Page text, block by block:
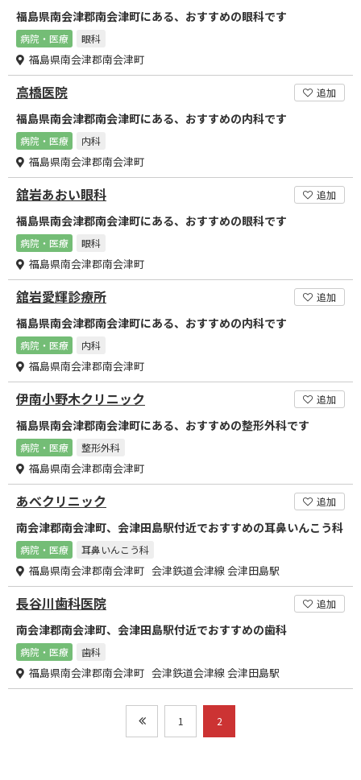
福島県南会津郡南会津町にある、おすすめの眼科です
病院・医療 眼科
福島県南会津郡南会津町
高橋医院 追加
福島県南会津郡南会津町にある、おすすめの内科です
病院・医療 内科
福島県南会津郡南会津町
舘岩あおい眼科 追加
福島県南会津郡南会津町にある、おすすめの眼科です
病院・医療 眼科
福島県南会津郡南会津町
舘岩愛輝診療所 追加
福島県南会津郡南会津町にある、おすすめの内科です
病院・医療 内科
福島県南会津郡南会津町
伊南小野木クリニック 追加
福島県南会津郡南会津町にある、おすすめの整形外科です
病院・医療 整形外科
福島県南会津郡南会津町
あべクリニック 追加
南会津郡南会津町、会津田島駅付近でおすすめの耳鼻いんこう科
病院・医療 耳鼻いんこう科
福島県南会津郡南会津町 会津鉄道会津線 会津田島駅
長谷川歯科医院 追加
南会津郡南会津町、会津田島駅付近でおすすめの歯科
病院・医療 歯科
福島県南会津郡南会津町 会津鉄道会津線 会津田島駅
1 2